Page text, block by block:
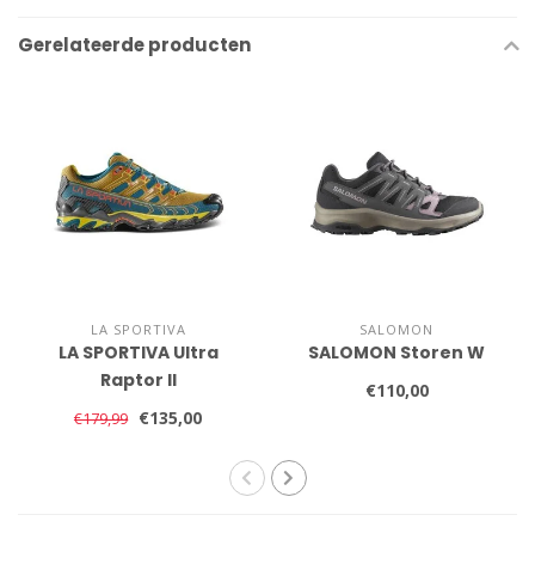
Gerelateerde producten
LA SPORTIVA
LA SPORTIVA Ultra
Raptor II
€179,99 €135,00
SALOMON
SALOMON Storen W
€110,00